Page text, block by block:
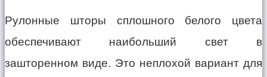
Рулонные шторы сплошного белого цвета
обеспечивают наибольший свет в
зашторенном виде. Это неплохой вариант для